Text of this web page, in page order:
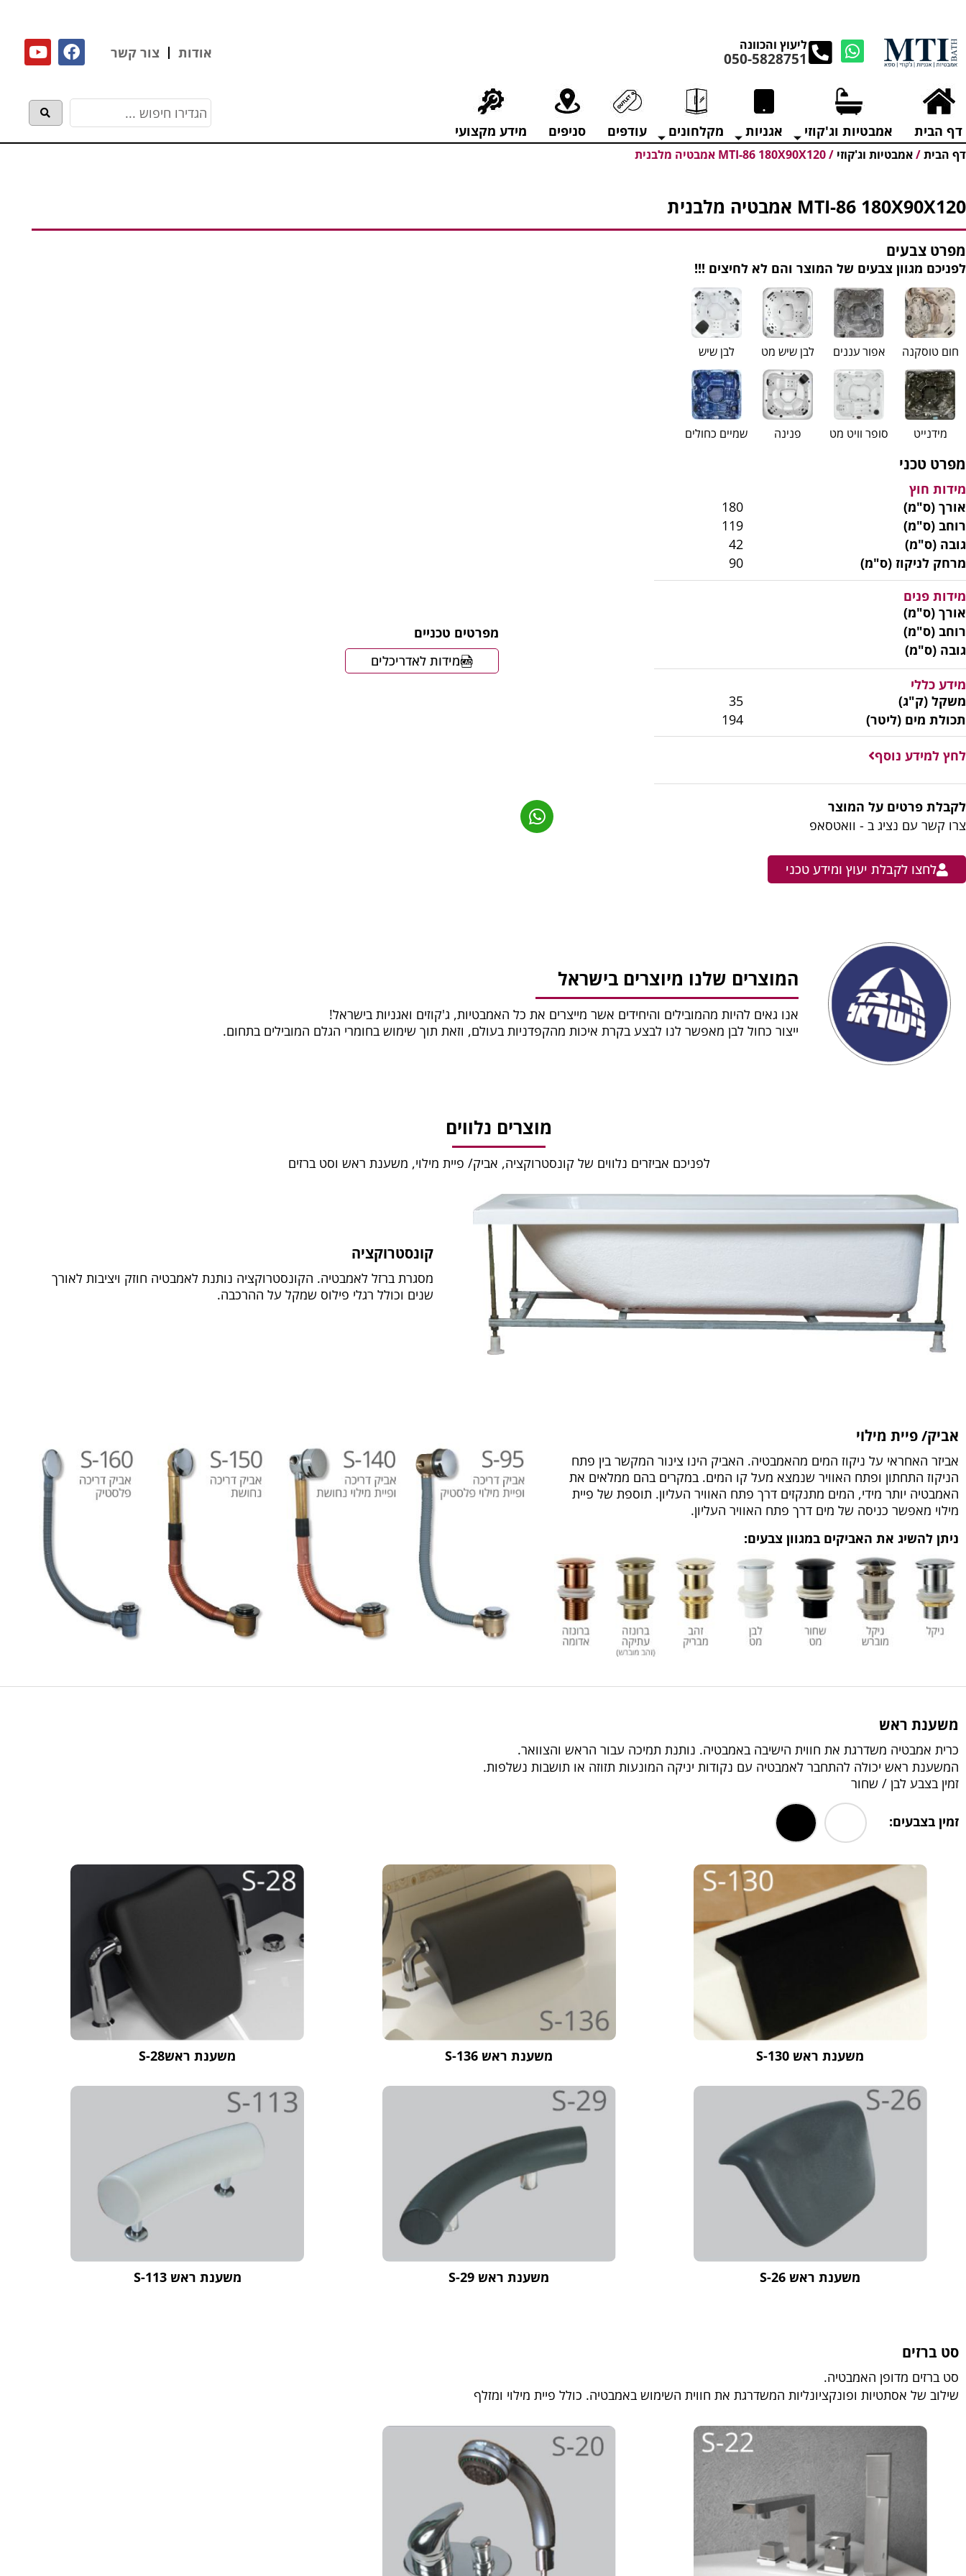
ליעוץ והכוונה
050-5828751 אודות צור קשר
דף הבית אמבטיות וג'קוזי אגניות מקלחונים עודפים סניפים מידע מקצועי
דף הבית/אמבטיות וג'קוזי /MTI-86 180X90X120 אמבטיה מלבנית
MTI-86 180X90X120 אמבטיה מלבנית
מפרט צבעים
לפניכם מגוון צבעים של המוצר והם לא לחיצים !!!
חום טוסקנה אפור עננים לבן שיש מט לבן שיש
מידנייט סופר וויט מט פנינה שמיים כחולים
מפרט טכני
מידות חוץ
אורך (ס"מ)
180
רוחב (ס"מ)
119
גובה (ס"מ)
42
מרחק לניקוז (ס"מ)
90
מידות פנים
אורך (ס"מ)
רוחב (ס"מ)
גובה (ס"מ)
מידע כללי
משקל (ק"ג)
35
תכולת מים (ליטר)
194
לחץ למידע נוסף
לקבלת פרטים על המוצר
צרו קשר עם נציג ב - וואטסאפ
לחצו לקבלת יעוץ ומידע טכני
מפרטים טכניים
מידות לאדריכלים
המוצרים שלנו מיוצרים בישראל
אנו גאים להיות מהמובילים והיחידים אשר מייצרים את כל האמבטיות, ג'קוזים ואגניות בישראל!
ייצור כחול לבן מאפשר לנו לבצע בקרת איכות מהקפדניות בעולם, וזאת תוך שימוש בחומרי הגלם המובילים בתחום.
מוצרים נלווים
לפניכם אביזרים נלווים של קונסטרוקציה, אביק/ פיית מילוי, משענת ראש וסט ברזים
קונסטרוקציה
מסגרת ברזל לאמבטיה. הקונסטרוקציה נותנת לאמבטיה חוזק ויציבות לאורך
שנים וכולל רגלי פילוס שמקל על ההרכבה.
אביק/ פיית מילוי
אביזר האחראי על ניקוז המים מהאמבטיה. האביק הינו צינור המקשר בין פתח
הניקוז התחתון ופתח האוויר שנמצא מעל קו המים. במקרים בהם ממלאים את
האמבטיה יותר מידי, המים מתנקזים דרך פתח האוויר העליון. תוספת של פיית
מילוי מאפשר כניסה של מים דרך פתח האוויר העליון.
ניתן להשיג את האביקים במגוון צבעים:
משענת ראש
כרית אמבטיה משדרגת את חווית הישיבה באמבטיה. נותנת תמיכה עבור הראש והצוואר.
המשענת ראש יכולה להתחבר לאמבטיה עם נקודות יניקה המונעות תזוזה או תושבות נשלפות.
זמין בצבע לבן / שחור
זמין בצבעים:
משענת ראש S-130 משענת ראש S-136 משענת ראשS-28
משענת ראש S-26 משענת ראש S-29 משענת ראש S-113
סט ברזים
סט ברזים מדופן האמבטיה.
שילוב של אסתטיות ופונקציונליות המשדרגת את חווית השימוש באמבטיה. כולל פיית מילוי ומזלף